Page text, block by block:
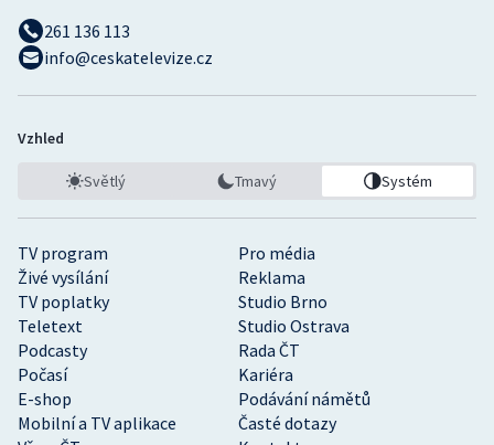
TV program
Pro média
Živé vysílání
Reklama
TV poplatky
Studio Brno
Teletext
Studio Ostrava
Podcasty
Rada ČT
Počasí
Kariéra
E-shop
Podávání námětů
Mobilní a TV aplikace
Časté dotazy
261 136 113
info@ceskatelevize.cz
Vzhled
Světlý Tmavý Systém